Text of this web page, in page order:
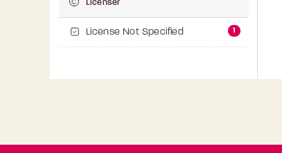
Licenser
License Not Specified 1